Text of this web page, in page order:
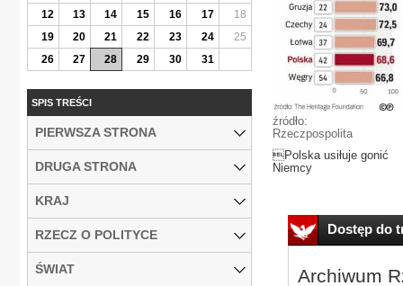
źródło:
Rzeczpospolita
Polska usiłuje gonić
Niemcy
Dostęp do
Archiwum
12
13 14 15 16 17
18
19
20 21 22 23 24
25
26
27 28 29 30 31
SPIS TREŚCI
PIERWSZA STRONA
DRUGA STRONA
KRAJ
RZECZ O POLITYCE
ŚWIAT